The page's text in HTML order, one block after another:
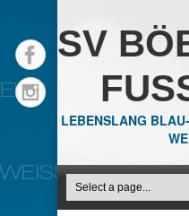
SV
LEBENSLANG